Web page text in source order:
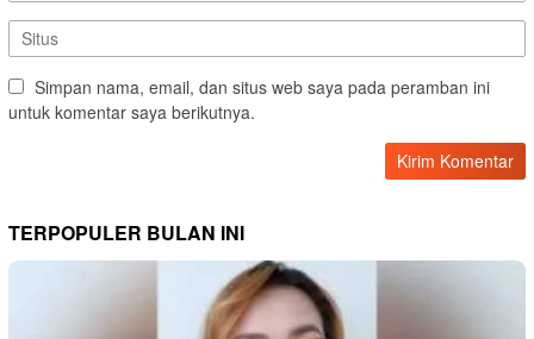
Simpan nama, email, dan situs web saya pada peramban ini
untuk komentar saya berikutnya.
TERPOPULER BULAN INI